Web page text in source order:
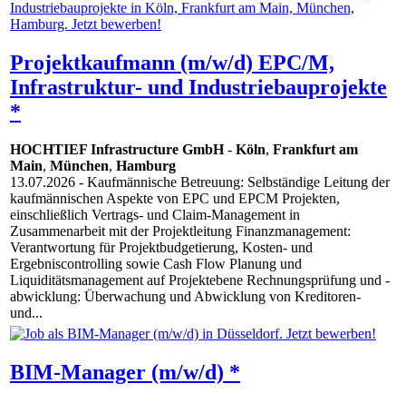
Projektkaufmann (m/w/d) EPC/M,
Infrastruktur- und Industriebauprojekte
*
HOCHTIEF Infrastructure GmbH- Köln, Frankfurt am
Main, München, Hamburg
13.07.2026 - Kaufmännische Betreuung: Selbständige Leitung der
kaufmännischen Aspekte von EPC und EPCM Projekten,
einschließlich Vertrags- und Claim-Management in
Zusammenarbeit mit der Projektleitung Finanzmanagement:
Verantwortung für Projektbudgetierung, Kosten- und
Ergebniscontrolling sowie Cash Flow Planung und
Liquiditätsmanagement auf Projektebene Rechnungsprüfung und -
abwicklung: Überwachung und Abwicklung von Kreditoren-
und...
BIM-Manager (m/w/d) *